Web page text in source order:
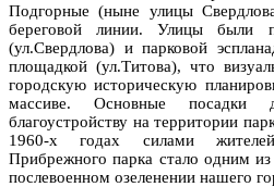
Подгорные (ныне улицы
береговой линии. Улицы были
(ул.Свердлова) и парковой
площадкой (ул.Титова), что
городскую историческую
массиве. Основные
благоустройству на территории
1960-х годах силами
Прибрежного парка стало одним
послевоенном озеленении нашего